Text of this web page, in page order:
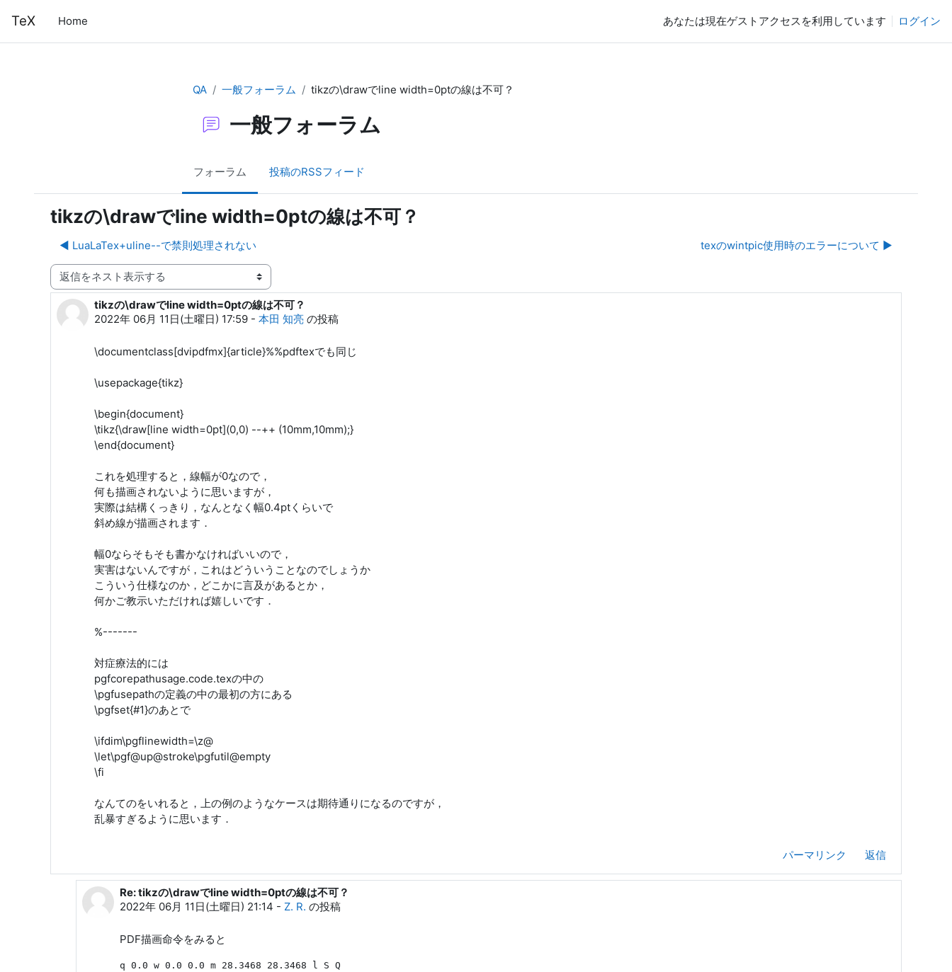
TeX Home あなたは現在ゲストアクセスを利用しています ログイン
QA 一般フォーラム tikzの\drawでline width=0ptの線は不可？
一般フォーラム
フォーラム 投稿のRSSフィード
tikzの\drawでline width=0ptの線は不可？
◀︎ LuaLaTex+uline--で禁則処理されない texのwintpic使用時のエラーについて ▶︎
表示モード
tikzの\drawでline width=0ptの線は不可？
2022年 06月 11日(土曜日) 17:59 - 本田 知亮 の投稿
返信数: 4
\documentclass[dvipdfmx]{article}%%pdftexでも同じ
\usepackage{tikz}
\begin{document}
\tikz{\draw[line width=0pt](0,0) --++ (10mm,10mm);}
\end{document}
これを処理すると，線幅が0なので，
何も描画されないように思いますが，
実際は結構くっきり，なんとなく幅0.4ptくらいで
斜め線が描画されます．
幅0ならそもそも書かなければいいので，
実害はないんですが，これはどういうことなのでしょうか
こういう仕様なのか，どこかに言及があるとか，
何かご教示いただければ嬉しいです．
%-------
対症療法的には
pgfcorepathusage.code.texの中の
\pgfusepathの定義の中の最初の方にある
\pgfset{#1}のあとで
\ifdim\pgflinewidth=\z@
\let\pgf@up@stroke\pgfutil@empty
\fi
なんてのをいれると，上の例のようなケースは期待通りになるのですが，
乱暴すぎるように思います．
パーマリンク 返信
本田 知亮 への返信
Re: tikzの\drawでline width=0ptの線は不可？
2022年 06月 11日(土曜日) 21:14 -Z. R. の投稿
PDF描画命令をみると
q 0.0 w 0.0 0.0 m 28.3468 28.3468 l S Q